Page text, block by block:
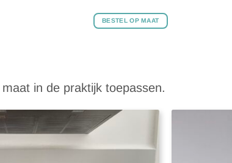
BESTEL OP MAAT
in de praktijk toepassen.